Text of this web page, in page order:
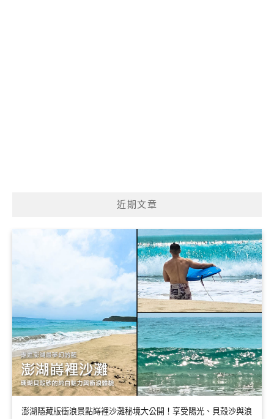
近期文章
澎湖隱藏版衝浪景點嵵裡沙灘秘境大公開！享受陽光、貝殼沙與浪